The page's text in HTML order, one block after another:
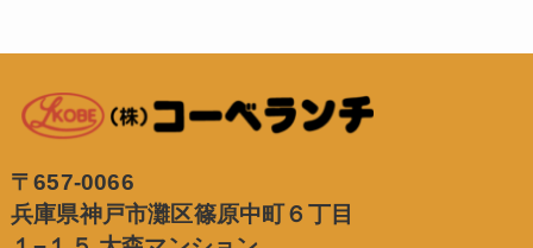
〒657-0066
兵庫県神戸市灘区篠原中町６丁目